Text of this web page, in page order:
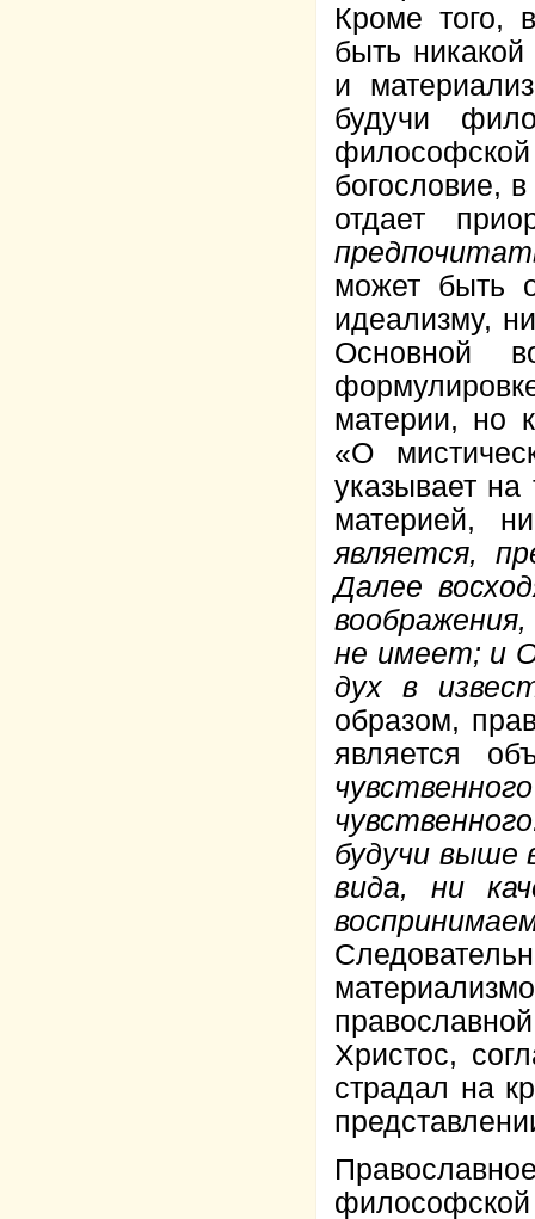
Кроме того,
быть
и
будучи
философской
богословие,
отдает
может быть
идеализму,
Основной
материи, но
«О
указывает
материей,
является,
Далее
не имеет; и
дух в
образом,
является
будучи выше
вида, ни
Христос,
страдал на